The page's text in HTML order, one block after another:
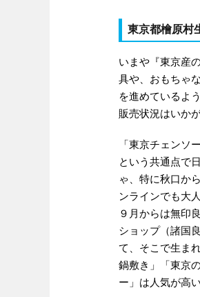
東京都檜原村
いまや『東京産
具や、おもちゃ
を進めているよ
販売状況はいか
「東京チェンソ
という共通点で
ゃ、特に秋口か
ンラインでも大
９月からは無印
ショップ（諸国
て、そこで生ま
鍋敷き」「東京
ー」は人気が高